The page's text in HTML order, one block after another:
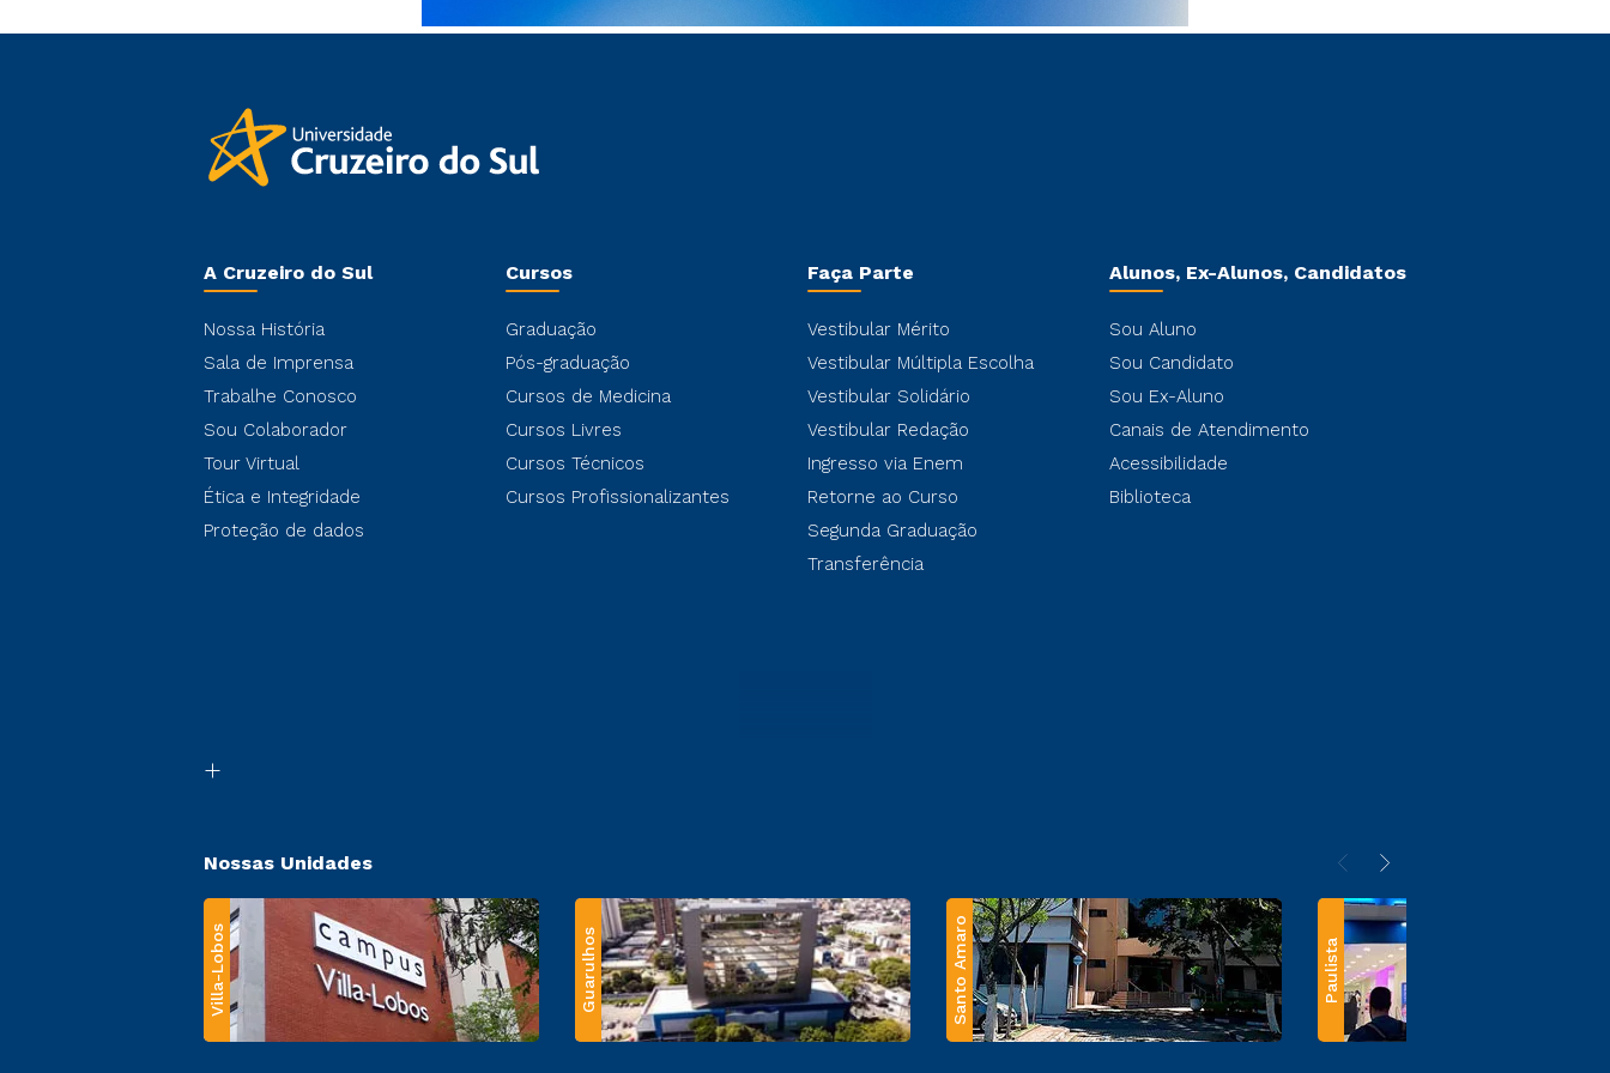
A Cruzeiro do Sul
Nossa História
Sala de Imprensa
Trabalhe Conosco
Sou Colaborador
Tour Virtual
Ética e Integridade
Proteção de dados
Cursos
Graduação
Pós-graduação
Cursos de Medicina
Cursos Livres
Cursos Técnicos
Cursos Profissionalizantes
Faça Parte
Vestibular Mérito
Vestibular Múltipla Escolha
Vestibular Solidário
Vestibular Redação
Ingresso via Enem
Retorne ao Curso
Segunda Graduação
Transferência
Alunos, Ex-Alunos, Candidatos
Sou Aluno
Sou Candidato
Sou Ex-Aluno
Canais de Atendimento
Acessibilidade
Biblioteca
Nossas Unidades
Villa-Lobos Guarulhos Santo Amaro Paulista